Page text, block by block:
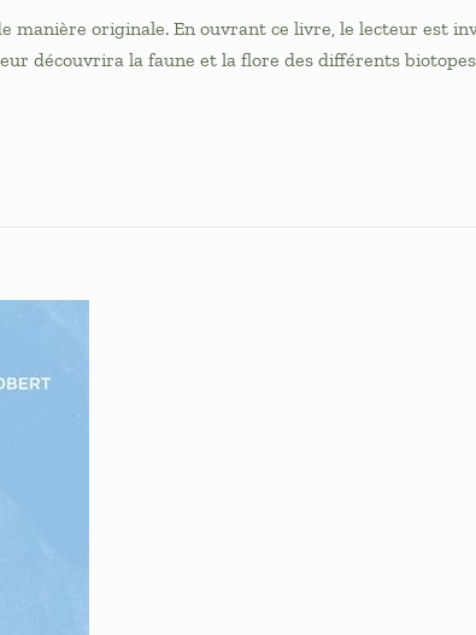
manière originale. En ouvrant ce livre, le lecteur est
découvrira la faune et la flore des différents